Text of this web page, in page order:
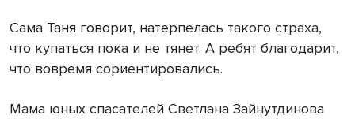
Сама Таня говорит, натерпелась такого страха,
что купаться пока и не тянет. А ребят благодарит,
что вовремя сориентировались.
Мама юных спасателей Светлана Зайнутдинова